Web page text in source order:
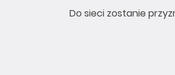
Do sieci zostanie